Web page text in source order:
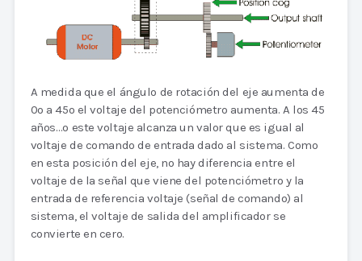
A medida que el ángulo de rotación del eje aumenta de
0o a 45o el voltaje del potenciómetro aumenta. A los 45
años…o este voltaje alcanza un valor que es igual al
voltaje de comando de entrada dado al sistema. Como
en esta posición del eje, no hay diferencia entre el
voltaje de la señal que viene del potenciómetro y la
entrada de referencia voltaje (señal de comando) al
sistema, el voltaje de salida del amplificador se
convierte en cero.